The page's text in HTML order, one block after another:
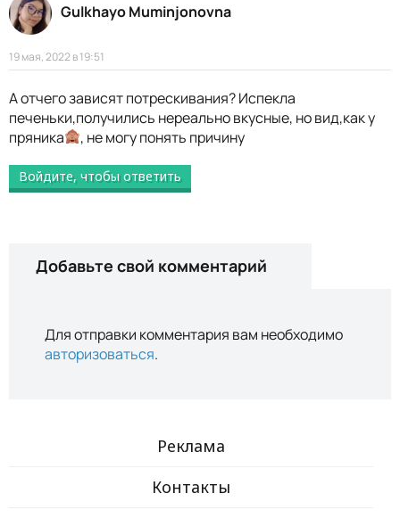
Gulkhayo Muminjonovna
19 мая, 2022 в 19:51
А отчего зависят потрескивания? Испекла
печеньки,получились нереально вкусные, но вид,как у
пряника
, не могу понять причину
Войдите, чтобы ответить
Добавьте свой комментарий
Для отправки комментария вам необходимо
авторизоваться.
Реклама
Контакты